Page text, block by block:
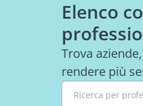
Elenco
Trova
rendere più
Ricerca per